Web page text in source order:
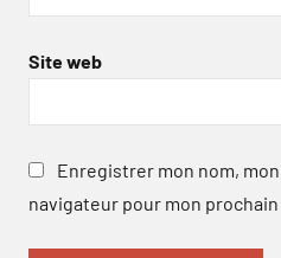
Site web
Enregistrer mon nom,
navigateur pour mon